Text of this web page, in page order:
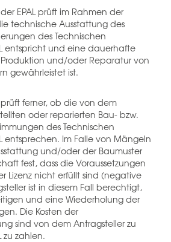
EPAL prüft im Rahmen der
technische Ausstattung des
des Technischen
entspricht und eine dauerhafte
und/oder Reparatur von
gewährleistet ist.
prüft ferner, ob die von dem
oder reparierten Bau- bzw.
des Technischen
entsprechen. Im Falle von Mängeln
und/oder der Baumuster
fest, dass die Voraussetzungen
Lizenz nicht erfüllt sind (negative
ist in diesem Fall berechtigt,
und eine Wiederholung der
Die Kosten der
sind von dem Antragsteller zu
zu zahlen.